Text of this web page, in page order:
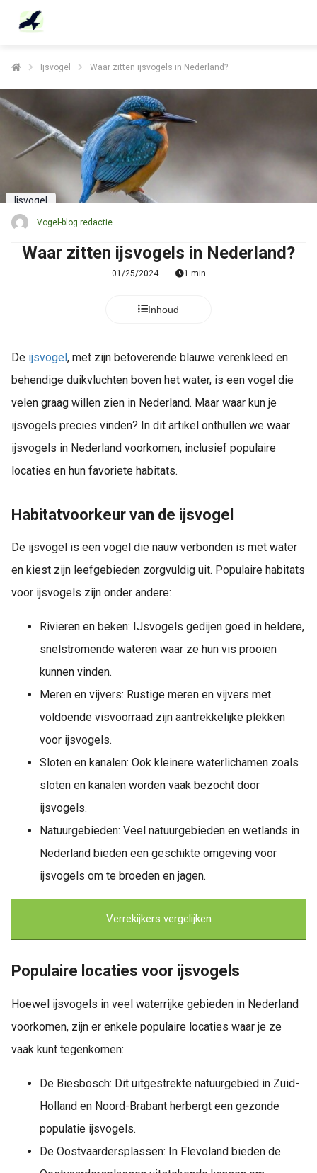
Ijsvogel Waar zitten ijsvogels in Nederland?
Ijsvogel
Vogel-blog redactie
Waar zitten ijsvogels in Nederland?
01/25/2024 1 min
Inhoud
De ijsvogel, met zijn betoverende blauwe verenkleed en
behendige duikvluchten boven het water, is een vogel die
velen graag willen zien in Nederland. Maar waar kun je
ijsvogels precies vinden? In dit artikel onthullen we waar
ijsvogels in Nederland voorkomen, inclusief populaire
locaties en hun favoriete habitats.
Habitatvoorkeur van de ijsvogel
De ijsvogel is een vogel die nauw verbonden is met water
en kiest zijn leefgebieden zorgvuldig uit. Populaire habitats
voor ijsvogels zijn onder andere:
Rivieren en beken: IJsvogels gedijen goed in heldere,
snelstromende wateren waar ze hun vis prooien
kunnen vinden.
Meren en vijvers: Rustige meren en vijvers met
voldoende visvoorraad zijn aantrekkelijke plekken
voor ijsvogels.
Sloten en kanalen: Ook kleinere waterlichamen zoals
sloten en kanalen worden vaak bezocht door
ijsvogels.
Natuurgebieden: Veel natuurgebieden en wetlands in
Nederland bieden een geschikte omgeving voor
ijsvogels om te broeden en jagen.
Verrekijkers vergelijken
Populaire locaties voor ijsvogels
Hoewel ijsvogels in veel waterrijke gebieden in Nederland
voorkomen, zijn er enkele populaire locaties waar je ze
vaak kunt tegenkomen:
De Biesbosch: Dit uitgestrekte natuurgebied in Zuid-
Holland en Noord-Brabant herbergt een gezonde
populatie ijsvogels.
De Oostvaardersplassen: In Flevoland bieden de